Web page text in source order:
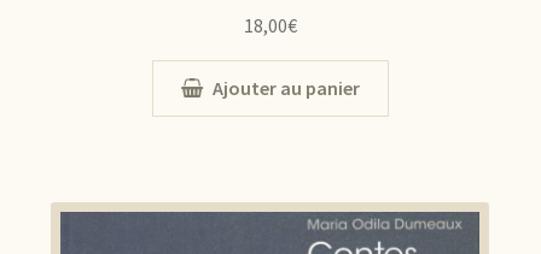
18,00€
Ajouter au panier